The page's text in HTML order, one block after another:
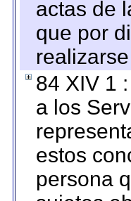
actas de
que por
84 XIV 1
a los
estos
persona